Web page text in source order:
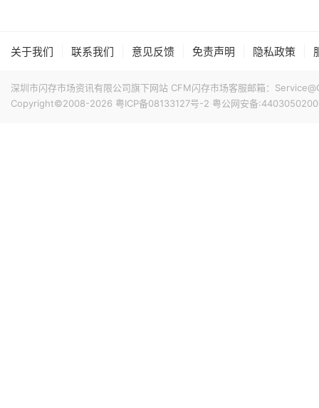
关于我们 联系我们 意见反馈 免责声明 隐私政策
深圳市闪存市场资讯有限公司旗下网站 CFM闪存市场客服邮箱：
Copyright©2008-2026 粤ICP备08133127号-2 粤公网安备